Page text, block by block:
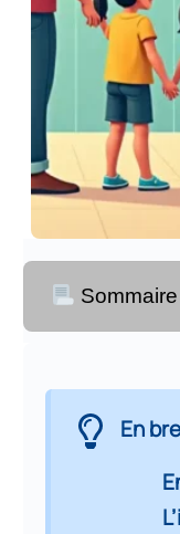
Sommaire
En